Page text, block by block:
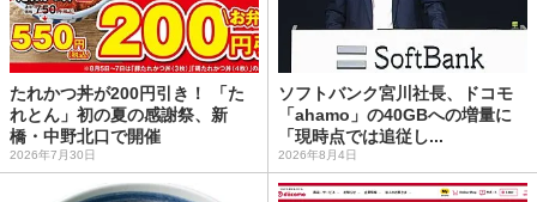
たれかつ丼が200円引き！ 「た
れとん」初の夏の感謝祭、新
橋・中野北口で開催
2026年7月30日
ソフトバンク宮川社長、ドコモ
「ahamo」の40GBへの増量に
「現時点では追従し...
2026年8月4日